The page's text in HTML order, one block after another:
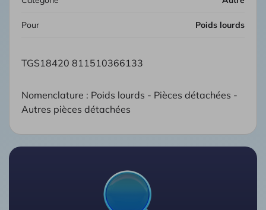
Pour Poids lourds
TGS18420 811510366133
Nomenclature : Poids lourds - Pièces détachées -
Autres pièces détachées